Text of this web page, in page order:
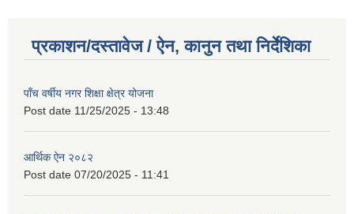
प्रकाशन/दस्तावेज / ऐन, कानुन तथा निर्देशिका
पाँच वर्षीय नगर शिक्षा क्षेत्र योजना
Post date 11/25/2025 - 13:48
आर्थिक ऐन २०८२
Post date 07/20/2025 - 11:41